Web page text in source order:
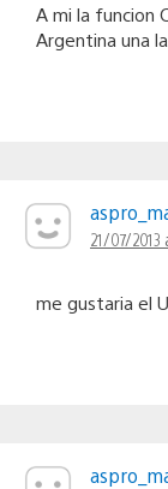
A mi la funcion
Argentina una
21/07/2013
me gustaria el